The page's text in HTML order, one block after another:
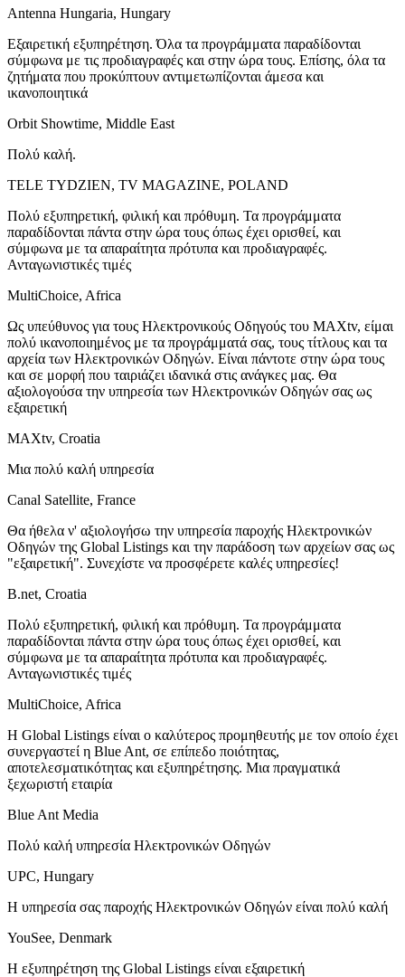
Antenna Hungaria, Hungary
Εξαιρετική εξυπηρέτηση. Όλα τα προγράμματα παραδίδονται
σύμφωνα με τις προδιαγραφές και στην ώρα τους. Επίσης, όλα τα
ζητήματα που προκύπτουν αντιμετωπίζονται άμεσα και
ικανοποιητικά
Orbit Showtime, Middle East
Πολύ καλή.
TELE TYDZIEN, TV MAGAZINE, POLAND
Πολύ εξυπηρετική, φιλική και πρόθυμη. Τα προγράμματα
παραδίδονται πάντα στην ώρα τους όπως έχει ορισθεί, και
σύμφωνα με τα απαραίτητα πρότυπα και προδιαγραφές.
Ανταγωνιστικές τιμές
MultiChoice, Africa
Ως υπεύθυνος για τους Ηλεκτρονικούς Οδηγούς του MAXtv, είμαι
πολύ ικανοποιημένος με τα προγράμματά σας, τους τίτλους και τα
αρχεία των Ηλεκτρονικών Οδηγών. Είναι πάντοτε στην ώρα τους
και σε μορφή που ταιριάζει ιδανικά στις ανάγκες μας. Θα
αξιολογούσα την υπηρεσία των Ηλεκτρονικών Οδηγών σας ως
εξαιρετική
MAXtv, Croatia
Μια πολύ καλή υπηρεσία
Canal Satellite, France
Θα ήθελα ν' αξιολογήσω την υπηρεσία παροχής Ηλεκτρονικών
Οδηγών της Global Listings και την παράδοση των αρχείων σας ως
"εξαιρετική". Συνεχίστε να προσφέρετε καλές υπηρεσίες!
B.net, Croatia
Πολύ εξυπηρετική, φιλική και πρόθυμη. Τα προγράμματα
παραδίδονται πάντα στην ώρα τους όπως έχει ορισθεί, και
σύμφωνα με τα απαραίτητα πρότυπα και προδιαγραφές.
Ανταγωνιστικές τιμές
MultiChoice, Africa
Η Global Listings είναι ο καλύτερος προμηθευτής με τον οποίο έχει
συνεργαστεί η Blue Ant, σε επίπεδο ποιότητας,
αποτελεσματικότητας και εξυπηρέτησης. Μια πραγματικά
ξεχωριστή εταιρία
Blue Ant Media
Πολύ καλή υπηρεσία Ηλεκτρονικών Οδηγών
UPC, Hungary
Η υπηρεσία σας παροχής Ηλεκτρονικών Οδηγών είναι πολύ καλή
YouSee, Denmark
Η εξυπηρέτηση της Global Listings είναι εξαιρετική